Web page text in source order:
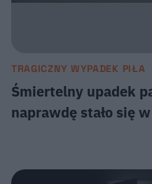
TRAGICZNY WYPADEK PIŁA
Śmiertelny upadek
naprawdę stało się